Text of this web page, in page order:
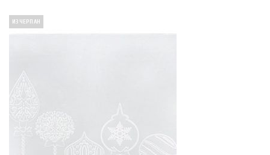
ИЗЧЕРПАН